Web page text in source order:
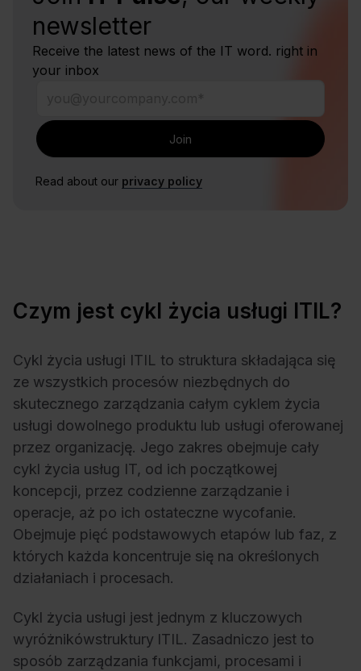
newsletter
Receive the latest news of the IT word. right in
your inbox
Read about our privacy policy
Czym jest cykl życia usługi ITIL?
Cykl życia usługi ITIL to struktura składająca się
ze wszystkich procesów niezbędnych do
skutecznego zarządzania całym cyklem życia
usługi dowolnego produktu lub usługi oferowanej
przez organizację. Jego zakres obejmuje cały
cykl życia usług IT, od ich początkowej
koncepcji, przez codzienne zarządzanie i
operacje, aż po ich ostateczne wycofanie.
Obejmuje pięć podstawowych etapów lub faz, z
których każda koncentruje się na określonych
działaniach i procesach.
Cykl życia usługi jest jednym z kluczowych
wyróżnikówstruktury ITIL . Zasadniczo jest to
sposób zarządzania funkcjami, procesami i